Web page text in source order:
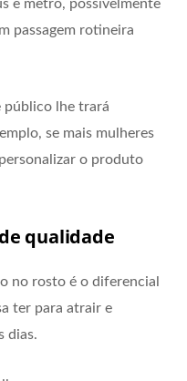
e metrô, possivelmente
passagem rotineira
público lhe trará
se mais mulheres
o produto
qualidade
no rosto é o diferencial
ter para atrair e
dias.